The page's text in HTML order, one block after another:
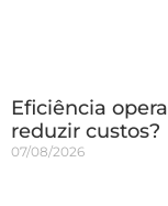
Eficiência
reduzir custos?
07/08/2026